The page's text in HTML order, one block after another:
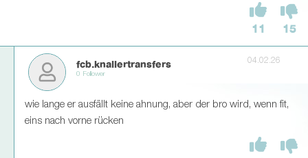
11 15
fcb.knallertransfers
0 Follower
04.02.26
wie lange er ausfällt keine ahnung, aber der bro wird, wenn fit,
eins nach vorne rücken